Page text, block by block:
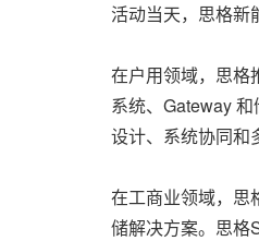
活动当天，思格新
在户用领域，思格
系统、Gateway
设计、系统协同和
在工商业领域，思
储解决方案。思格